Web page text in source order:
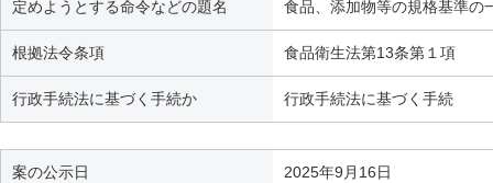
定めようとする命令などの題名 食品、添加物等の規格基準の
根拠法令条項 食品衛生法第13条第１項
行政手続法に基づく手続か 行政手続法に基づく手続
案の公示日 2025年9月16日